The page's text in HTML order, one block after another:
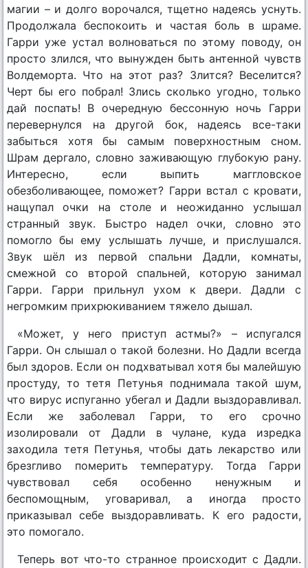
магии – и долго ворочался, тщетно надеясь уснуть.
Продолжала беспокоить и частая боль в шраме.
Гарри уже устал волноваться по этому поводу, он
просто злился, что вынужден быть антенной чувств
Волдеморта. Что на этот раз? Злится? Веселится?
Черт бы его побрал! Злись сколько угодно, только
дай поспать! В очередную бессонную ночь Гарри
перевернулся на другой бок, надеясь все-таки
забыться хотя бы самым поверхностным сном.
Шрам дергало, словно заживающую глубокую рану.
Интересно, если выпить маггловское
обезболивающее, поможет? Гарри встал с кровати,
нащупал очки на столе и неожиданно услышал
странный звук. Быстро надел очки, словно это
помогло бы ему услышать лучше, и прислушался.
Звук шёл из первой спальни Дадли, комнаты,
смежной со второй спальней, которую занимал
Гарри. Гарри прильнул ухом к двери. Дадли с
негромким прихрюкиванием тяжело дышал.
«Может, у него приступ астмы?» – испугался
Гарри. Он слышал о такой болезни. Но Дадли всегда
был здоров. Если он подхватывал хотя бы малейшую
простуду, то тетя Петунья поднимала такой шум,
что вирус испуганно убегал и Дадли выздоравливал.
Если же заболевал Гарри, то его срочно
изолировали от Дадли в чулане, куда изредка
заходила тетя Петунья, чтобы дать лекарство или
брезгливо померить температуру. Тогда Гарри
чувствовал себя особенно ненужным и
беспомощным, уговаривал, а иногда просто
приказывал себе выздоравливать. К его радости,
это помогало.
Теперь вот что-то странное происходит с Дадли.